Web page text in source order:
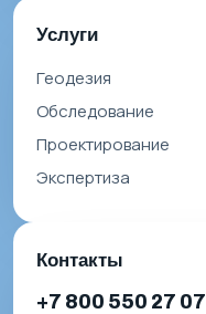
Услуги
Геодезия
Обследование
Проектирование
Экспертиза
Контакты
+7 800 550 27 07